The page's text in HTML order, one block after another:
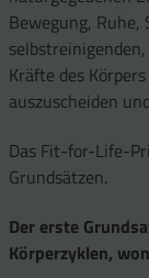
Bewegung, Ruhe,
Kräfte des
auszuscheiden
Das Fit-for-Life-
Grundsätzen.
Der erste
Körperzyklen,